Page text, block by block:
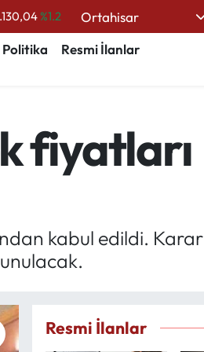
%0.17
13.887 %64
Ortahisar
Politika
Resmi İlanlar
fiyatları
kabul edildi. Karar
Resmi İlanlar